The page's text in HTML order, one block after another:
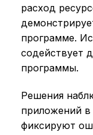
расход
программе.
содействует
программы.
Решения
приложений
фиксируют